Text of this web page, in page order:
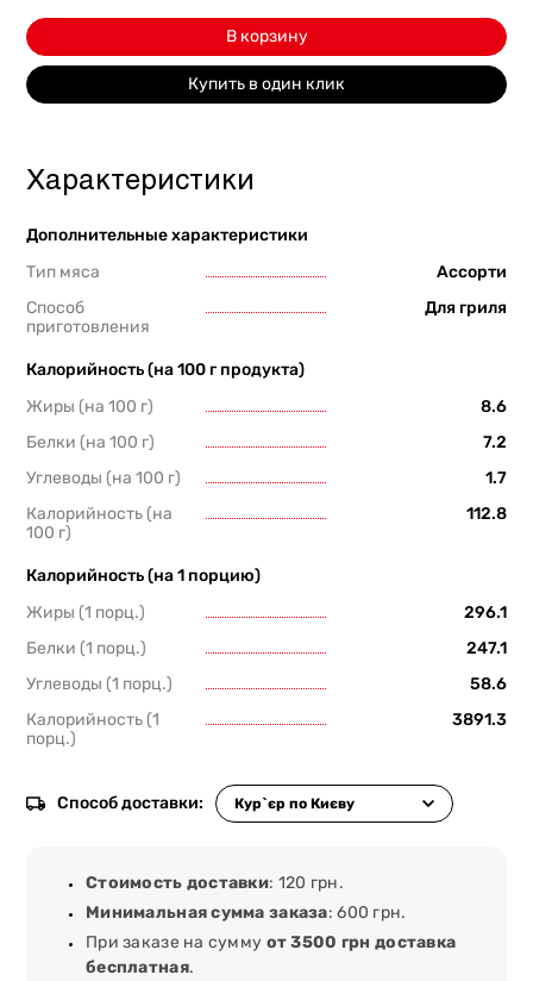
В корзину
Купить в один клик
Характеристики
Дополнительные характеристики
Тип мяса
Ассорти
Способ
приготовления
Для гриля
Калорийность (на 100 г продукта)
Жиры (на 100 г)
8.6
Белки (на 100 г)
7.2
Углеводы (на 100 г)
1.7
Калорийность (на
100 г)
112.8
Калорийность (на 1 порцию)
Жиры (1 порц.)
296.1
Белки (1 порц.)
247.1
Углеводы (1 порц.)
58.6
Калорийность (1
порц.)
3891.3
Способ доставки:
Стоимость доставки: 120 грн.
Минимальная сумма заказа: 600 грн.
При заказе на сумму от 3500 грн доставка
бесплатная.